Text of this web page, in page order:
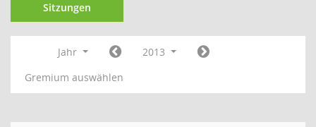
Sitzungen
Jahr
2013
Gremium auswählen